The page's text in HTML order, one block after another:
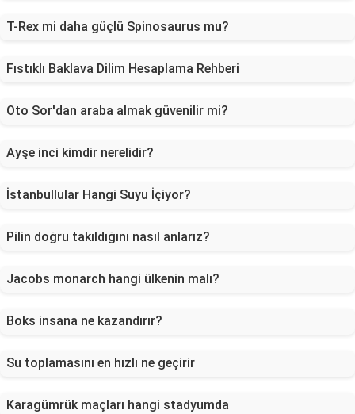
T-Rex mi daha güçlü Spinosaurus mu?
Fıstıklı Baklava Dilim Hesaplama Rehberi
Oto Sor'dan araba almak güvenilir mi?
Ayşe inci kimdir nerelidir?
İstanbullular Hangi Suyu İçiyor?
Pilin doğru takıldığını nasıl anlarız?
Jacobs monarch hangi ülkenin malı?
Boks insana ne kazandırır?
Su toplamasını en hızlı ne geçirir
Karagümrük maçları hangi stadyumda